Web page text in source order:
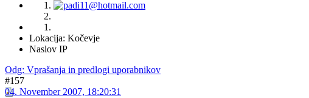
Lokacija: Kočevje
Naslov IP
Odg: Vprašanja in predlogi uporabnikov
#157
04. November 2007, 18:20:31